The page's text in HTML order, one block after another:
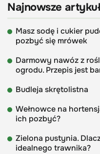
Najnowsze
Masz sodę i cukier
pozbyć się mrówek
Darmowy nawóz z
ogrodu. Przepis jest
Budleja skrętolistna
Wełnowce na
ich pozbyć?
Zielona pustynia.
idealnego trawnika?